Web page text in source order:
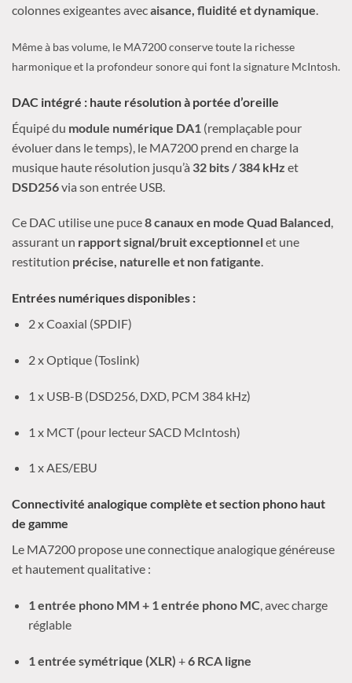
colonnes exigeantes avecaisance, fluidité et dynamique.
Même à bas volume, le MA7200 conserve toute la richesse
harmonique et la profondeur sonore qui font la signature McIntosh.
DAC intégré : haute résolution à portée d’oreille
Équipé du module numérique DA1 (remplaçable pour
évoluer dans le temps), le MA7200 prend en charge la
musique haute résolution jusqu’à 32 bits / 384 kHz et
DSD256via son entrée USB.
Ce DAC utilise une puce8 canaux en mode Quad Balanced,
assurant un rapport signal/bruit exceptionnelet une
restitution précise, naturelle et non fatigante.
Entrées numériques disponibles :
2 x Coaxial (SPDIF)
2 x Optique (Toslink)
1 x USB-B (DSD256, DXD, PCM 384 kHz)
1 x MCT (pour lecteur SACD McIntosh)
1 x AES/EBU
Connectivité analogique complète et section phono haut
de gamme
Le MA7200 propose une connectique analogique généreuse
et hautement qualitative :
1 entrée phono MM + 1 entrée phono MC, avec charge
réglable
1 entrée symétrique (XLR) +6 RCA ligne